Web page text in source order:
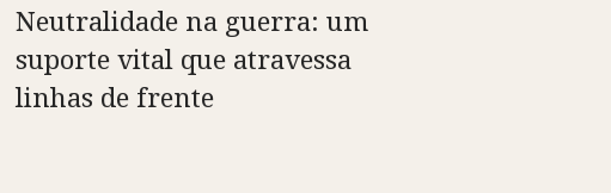
Neutralidade na guerra: um
suporte vital que atravessa
linhas de frente